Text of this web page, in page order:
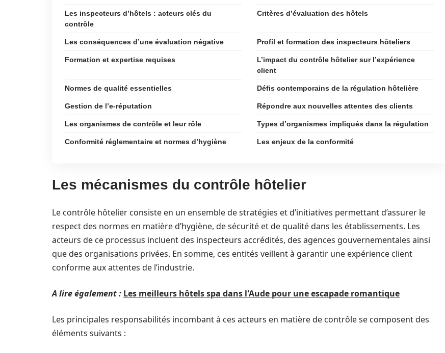
Les inspecteurs d’hôtels : acteurs clés du
contrôle
Critères d’évaluation des hôtels
Les conséquences d’une évaluation négative Profil et formation des inspecteurs hôteliers
Formation et expertise requises
L’impact du contrôle hôtelier sur l’expérience
client
Normes de qualité essentielles Défis contemporains de la régulation hôtelière
Gestion de l’e-réputation Répondre aux nouvelles attentes des clients
Les organismes de contrôle et leur rôle Types d’organismes impliqués dans la régulation
Conformité réglementaire et normes d’hygiène Les enjeux de la conformité
Les mécanismes du contrôle hôtelier
Le contrôle hôtelier consiste en un ensemble de stratégies et d’initiatives permettant d’assurer le
respect des normes en matière d’hygiène, de sécurité et de qualité dans les établissements. Les
acteurs de ce processus incluent des inspecteurs accrédités, des agences gouvernementales ainsi
que des organisations privées. En somme, ces entités veillent à garantir une expérience client
conforme aux attentes de l’industrie.
A lire également : Les meilleurs hôtels spa dans l'Aude pour une escapade romantique
Les principales responsabilités incombant à ces acteurs en matière de contrôle se composent des
éléments suivants :